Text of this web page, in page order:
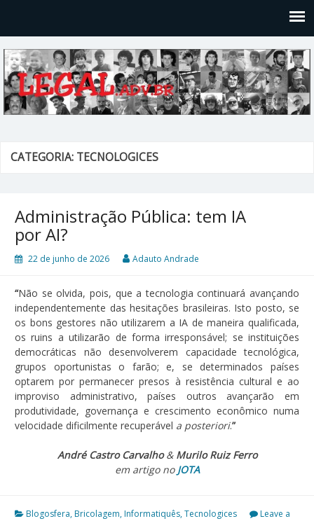
CATEGORIA: TECNOLOGICES
Administração Pública: tem IA
por AI?
22 de junho de 2026 Adauto Andrade
“Não se olvida, pois, que a tecnologia continuará avançando
independentemente das hesitações brasileiras. Isto posto, se
os bons gestores não utilizarem a IA de maneira qualificada,
os ruins a utilizarão de forma irresponsável; se instituições
democráticas não desenvolverem capacidade tecnológica,
grupos oportunistas o farão; e, se determinados países
optarem por permanecer presos à resistência cultural e ao
improviso administrativo, países outros avançarão em
produtividade, governança e crescimento econômico numa
velocidade dificilmente recuperável a posteriori.”
André Castro Carvalho& Murilo Ruiz Ferro
em artigo no JOTA
Blogosfera, Bricolagem, Informatiquês,Tecnologices
Leave a